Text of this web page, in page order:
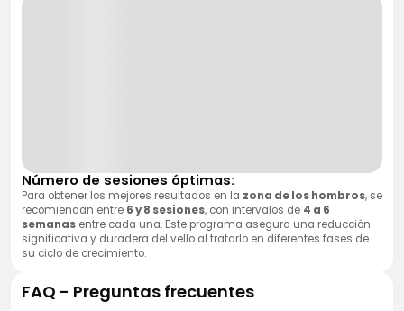
Número de sesiones óptimas:
Para obtener los mejores resultados en la zona de los hombros, se
recomiendan entre 6 y 8 sesiones, con intervalos de 4 a 6
semanas entre cada una. Este programa asegura una reducción
significativa y duradera del vello al tratarlo en diferentes fases de
su ciclo de crecimiento.
FAQ - Preguntas frecuentes